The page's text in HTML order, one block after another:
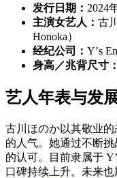
发行日期： 2024
主演女艺人： 古
Honoka）
经纪公司： Yʼs
身高／兆背尺寸：
艺人年表与发
古川ほのか以其敬业
的人气。她通过不断
的认可。目前隶属于
口碑持续上升。未来